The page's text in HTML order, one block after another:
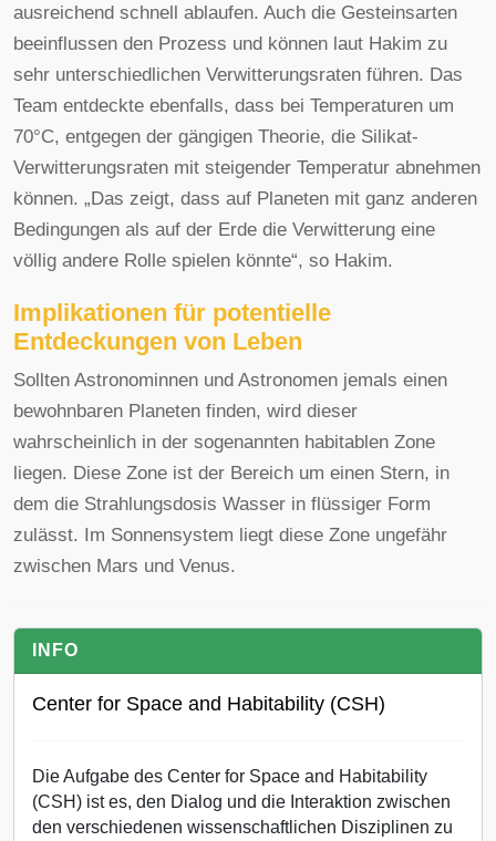
ausreichend schnell ablaufen. Auch die Gesteinsarten
beeinflussen den Prozess und können laut Hakim zu
sehr unterschiedlichen Verwitterungsraten führen. Das
Team entdeckte ebenfalls, dass bei Temperaturen um
70°C, entgegen der gängigen Theorie, die Silikat-
Verwitterungsraten mit steigender Temperatur abnehmen
können. „Das zeigt, dass auf Planeten mit ganz anderen
Bedingungen als auf der Erde die Verwitterung eine
völlig andere Rolle spielen könnte“, so Hakim.
Implikationen für potentielle
Entdeckungen von Leben
Sollten Astronominnen und Astronomen jemals einen
bewohnbaren Planeten finden, wird dieser
wahrscheinlich in der sogenannten habitablen Zone
liegen. Diese Zone ist der Bereich um einen Stern, in
dem die Strahlungsdosis Wasser in flüssiger Form
zulässt. Im Sonnensystem liegt diese Zone ungefähr
zwischen Mars und Venus.
INFO
Center for Space and Habitability (CSH)
Die Aufgabe des Center for Space and Habitability
(CSH) ist es, den Dialog und die Interaktion zwischen
den verschiedenen wissenschaftlichen Disziplinen zu